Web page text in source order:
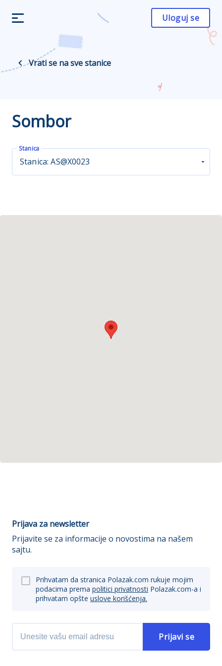
Uloguj se
Vrati se na sve stanice
Sombor
Stanica
Stanica: AS@X0023
Prijava za newsletter
Prijavite se za informacije o novostima na našem
sajtu.
Prihvatam da stranica Polazak.com rukuje mojim
podacima prema politici privatnosti Polazak.com-a i
prihvatam opšte uslove korišćenja.
Prijavi se